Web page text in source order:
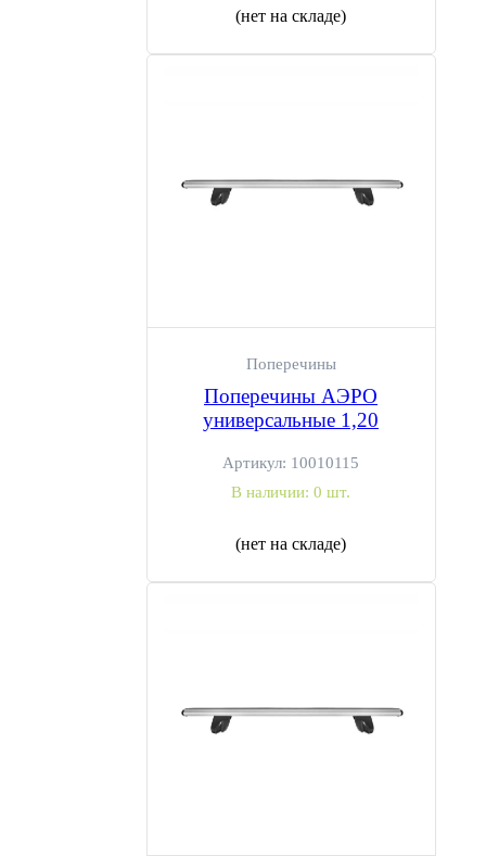
(нет на складе)
Поперечины
Поперечины АЭРО
универсальные 1,20
Артикул: 10010115
В наличии: 0 шт.
(нет на складе)